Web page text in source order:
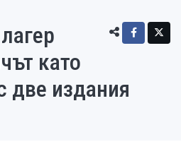
като
две издания